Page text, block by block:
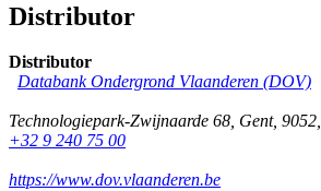
Distributor
Distributor
Databank Ondergrond Vlaanderen (DOV)
Technologiepark-Zwijnaarde 68, Gent, 9052,
+32 9 240 75 00
https://www.dov.vlaanderen.be